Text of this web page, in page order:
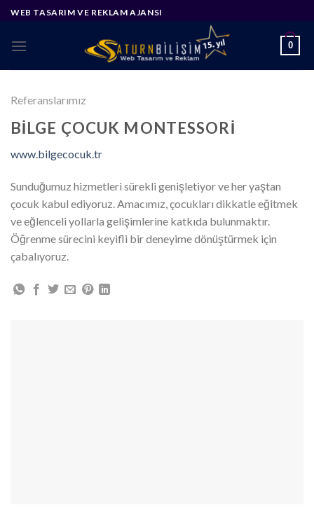
Skip
content
WEB TASARIM VE REKLAM AJANSI
0
Referanslarımız
BILGE ÇOCUK MONTESSORI
www.bilgecocuk.tr
Sunduğumuz hizmetleri sürekli genişletiyor ve her yaştan
çocuk kabul ediyoruz. Amacımız, çocukları dikkatle eğitmek
ve eğlenceli yollarla gelişimlerine katkıda bulunmaktır.
Öğrenme sürecini keyifli bir deneyime dönüştürmek için
çabalıyoruz.